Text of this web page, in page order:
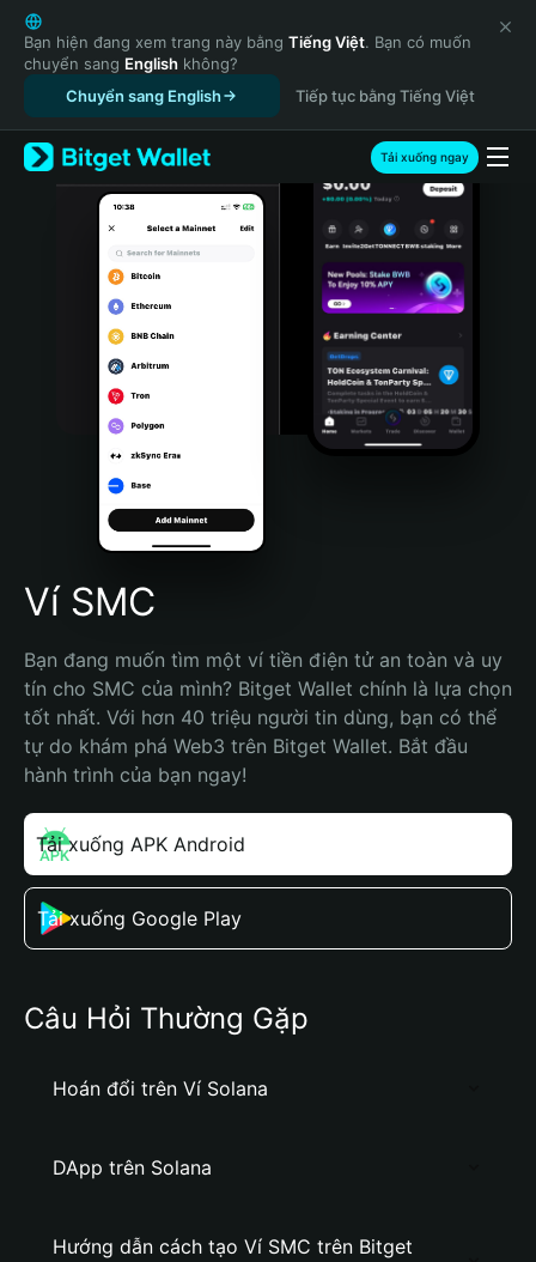
English
日本語
Tiếng Việt
Русский
Español (Latinoamérica)
Türkçe
Italiano
Português (Portugal)
Bahasa Indonesia
Português (Brasil)
Español (Argentina)
Bạn hiện đang xem trang này bằng Tiếng Việt. Bạn có muốn
chuyển sang English không?
Chuyển sang English
Tiếp tục bằng Tiếng Việt
Tải xuống ngay
Ví SMC
Bạn đang muốn tìm một ví tiền điện tử an toàn và uy
tín cho SMC của mình? Bitget Wallet chính là lựa chọn
tốt nhất. Với hơn 40 triệu người tin dùng, bạn có thể
tự do khám phá Web3 trên Bitget Wallet. Bắt đầu
hành trình của bạn ngay!
Tải xuống APK Android
Tải xuống Google Play
Câu Hỏi Thường Gặp
Hoán đổi trên Ví Solana
DApp trên Solana
Hướng dẫn cách tạo Ví SMC trên Bitget